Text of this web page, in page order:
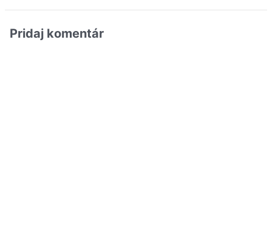
Pridaj komentár